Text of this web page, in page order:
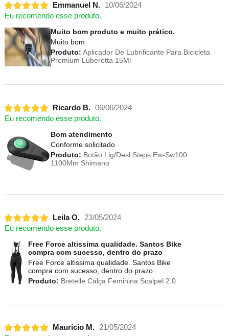
Emmanuel N.
10/06/2024
Eu recomendo esse produto.
Muito bom produto e muito prático.
Muito bom
Produto: Aplicador De Lubrificante Para Bicicleta
Premium Luberetta 15Ml
Ricardo B. 06/06/2024
Eu recomendo esse produto.
Bom atendimento
Conforme solicitado
Produto: Botão Lig/Desl Steps Ew-Sw100
1100Mm Shimano
Leila O.
23/05/2024
Eu recomendo esse produto.
Free Force altissima qualidade. Santos Bike
compra com sucesso, dentro do prazo
Free Force altissima qualidade. Santos Bike
compra com sucesso, dentro do prazo
Produto: Bretelle Calça Feminina Scalpel 2.0
Mauricio M.
21/05/2024